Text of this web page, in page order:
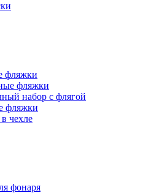
фляжки
фляжки
набор с флягой
фляжки
чехле
фонаря